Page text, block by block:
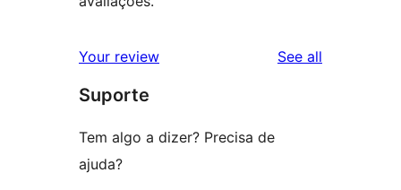
Your review See all
Suporte
Tem algo a dizer? Precisa de
ajuda?